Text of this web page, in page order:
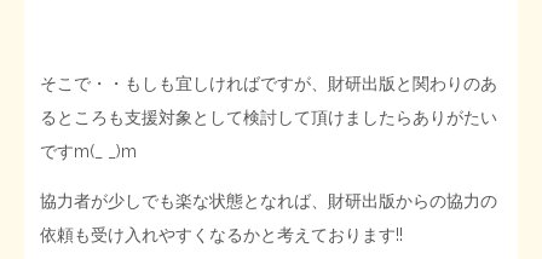
用語集
そこで・・もしも宜しければですが、財研出版と関わりのあ
るところも支援対象として検討して頂けましたらありがたい
ですm(_ _)m
協力者が少しでも楽な状態となれば、財研出版からの協力の
依頼も受け入れやすくなるかと考えております!!